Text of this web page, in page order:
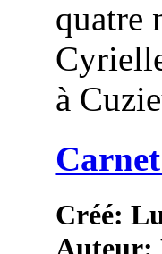
quatre
à
Créé: